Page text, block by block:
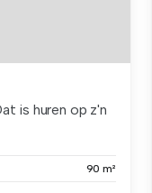
is huren op z'n
90 m²